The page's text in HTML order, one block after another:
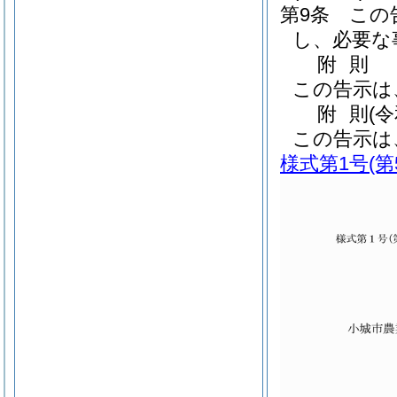
第9条
この
し、必要
附 則
この告示
附 則 (
この告示
様式第1号(